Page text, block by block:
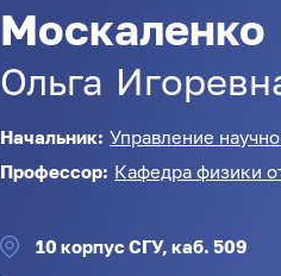
Москаленко
Ольга
Начальник: Управление
Профессор: Кафедра физики
10 корпус СГУ, каб. 509